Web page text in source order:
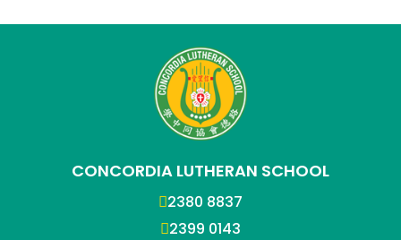
CONCORDIA LUTHERAN SCHOOL
2380 8837
2399 0143